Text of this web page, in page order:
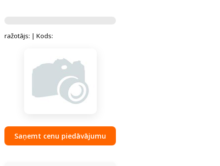
ražotājs: | Kods:
Saņemt cenu piedāvājumu